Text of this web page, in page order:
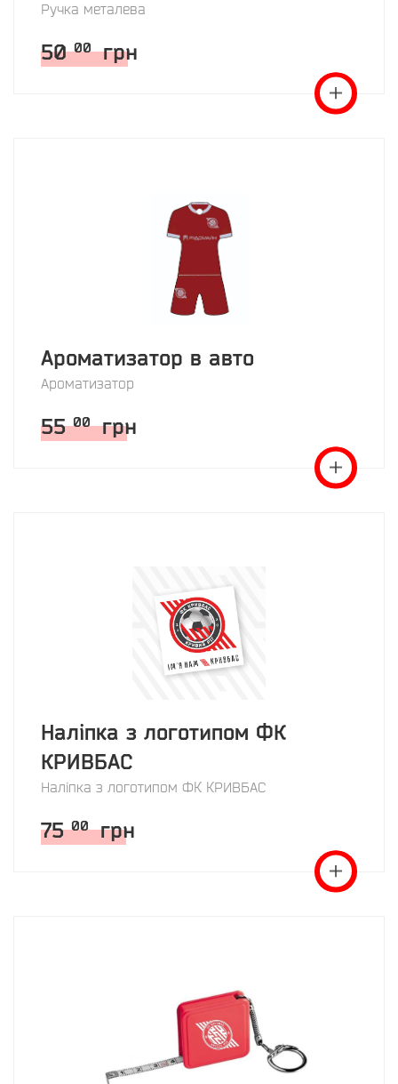
Ручка металева
50 00 грн
Ароматизатор в авто
Ароматизатор
55 00 грн
Наліпка з логотипом ФК
КРИВБАС
Наліпка з логотипом ФК КРИВБАС
75 00 грн